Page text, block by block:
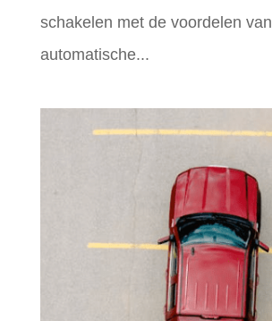
schakelen met de voordelen van
automatische...